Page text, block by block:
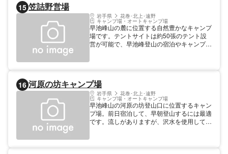
15 笠詰野営場
岩手県 花巻･北上･遠野
キャンプ場・オートキャンプ場
早池峰山の麓に位置する自然豊かなキャンプ
場です。テントサイトは約50張のテント設
営が可能で、早池峰登山の宿泊やキャンプフ
16 河原の坊キャンプ場
岩手県 花巻･北上･遠野
キャンプ場・オートキャンプ場
早池峰山の河原の坊登山口に位置するキャン
プ場。前日宿泊して、早朝登山するには最適
です。流しがありますが、沢水を使用してい